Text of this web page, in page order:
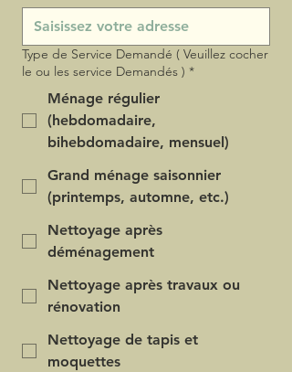
Type de Service Demandé ( Veuillez cocher
le ou les service Demandés ) *
Ménage régulier
(hebdomadaire,
bihebdomadaire, mensuel)
Grand ménage saisonnier
(printemps, automne, etc.)
Nettoyage après
déménagement
Nettoyage après travaux ou
rénovation
Nettoyage de tapis et
moquettes